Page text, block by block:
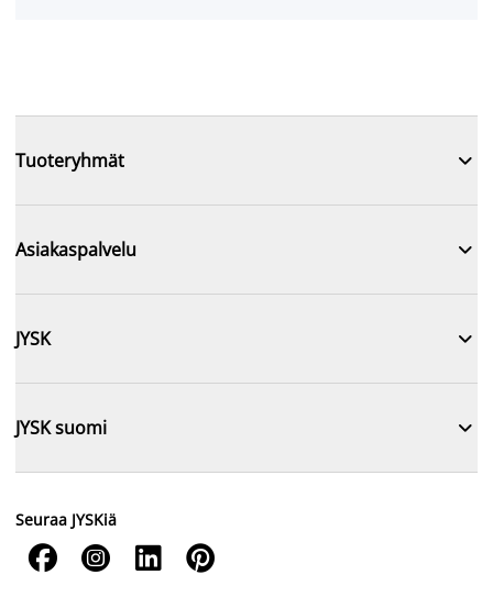
Tuoteryhmät 
Asiakaspalvelu 
JYSK 
JYSK suomi 
Seuraa JYSKiä
   